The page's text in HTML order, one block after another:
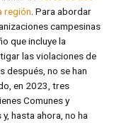
región . Para abordar
campesinas
que incluye la
las violaciones de
después, no se han
en 2023, tres
Comunes y
hasta ahora, no ha